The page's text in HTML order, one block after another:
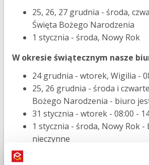
25, 26, 27 grudnia - środa,
Święta Bożego Narodzenia
1 stycznia - środa, Nowy Rok
W okresie świątecznym nasze
24 grudnia - wtorek, Wigilia -
25, 26 grudnia - środa i
Bożego Narodzenia - biuro
31 stycznia - wtorek - 08:00 -
1 stycznia - środa, Nowy Rok
nieczynne
W pozostałe dni robocze nasze